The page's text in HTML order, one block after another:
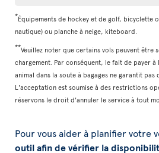
*Équipements de hockey et de golf, bicyclette
nautique) ou planche à neige, kiteboard.
**Veuillez noter que certains vols peuvent être
chargement. Par conséquent, le fait de payer à
animal dans la soute à bagages ne garantit
L'acceptation est soumise à des restrictions
réservons le droit d'annuler le service à tout
Pour vous aider à planifier votre
outil afin de vérifier la